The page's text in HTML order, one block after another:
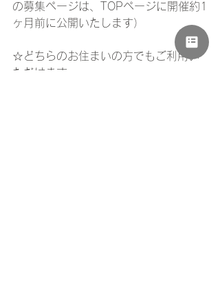
の募集ページは、TOPページに開催約1
ヶ月前に公開いたします）
☆どちらのお住まいの方でもご利用い
ただけます。